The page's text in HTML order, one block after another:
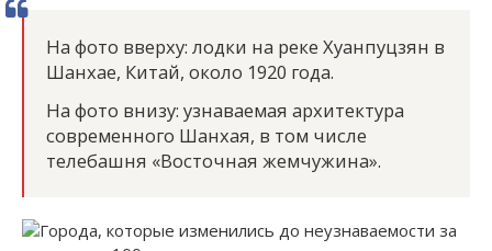
На фото вверху: лодки на реке Хуанпуцзян в
Шанхае, Китай, около 1920 года.
На фото внизу: узнаваемая архитектура
современного Шанхая, в том числе
телебашня «Восточная жемчужина».